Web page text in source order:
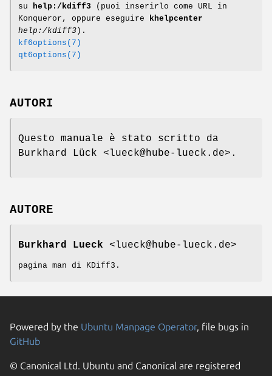
su help:/kdiff3 (puoi inserirlo come URL in
Konqueror, oppure eseguire khelpcenter
help:/kdiff3 ).
kf6options(7)
qt6options(7)
AUTORI
Questo manuale è stato scritto da
Burkhard Lück <lueck@hube-lueck.de>.
AUTORE
Burkhard Lueck <lueck@hube-lueck.de>
pagina man di KDiff3.
Powered by the Ubuntu Manpage Operator, file bugs in
GitHub
© Canonical Ltd. Ubuntu and Canonical are registered